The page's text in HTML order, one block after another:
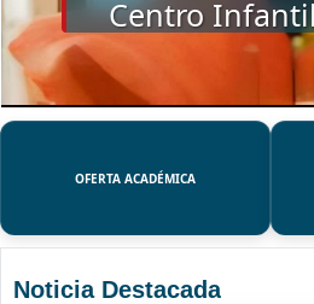
SSUE
OFERTA ACADÉMICA
Noticia Destacada